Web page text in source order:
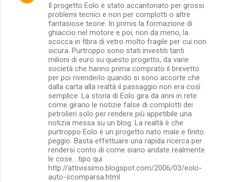
Il progetto Eolo è stato accantonato per grossi
problemi tecnici e non per complotti o altre
fantasiose teorie. In primis la formazione di
ghiaccio nel motore e poi, non da meno, la
scocca in fibra di vetro molto fragile per cui non
sicura. Purtroppo sono stati investiti tanti
milioni di euro su questo progetto, da varie
società che hanno prima comprato il brevetto
per poi rivenderlo quando si sono accorte che
dalla carta alla realtà il passaggio non era così
semplice. La storia di Eolo gira da anni in rete
come girano le notizie false di complotti dei
petrolieri solo per rendere più appetibile una
notizia messa su un blog. La realtà è che
purtroppo Eolo è un progetto nato male e finito
peggio. Basta effettuare una rapida ricerca per
rendersi conto di come siano andate realmente
le cose....tipo qui
http://attivissimo.blogspot.com/2006/03/eolo-
auto-scomparsa.html